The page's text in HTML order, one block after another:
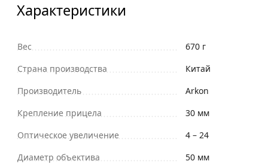
Характеристики
Вес
670 г
Страна производства
Китай
Производитель
Arkon
Крепление прицела
30 мм
Оптическое увеличение
4 – 24
Диаметр объектива
50 мм